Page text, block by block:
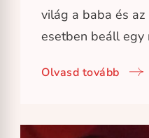
világ a baba és az
esetben beáll egy
Olvasd tovább